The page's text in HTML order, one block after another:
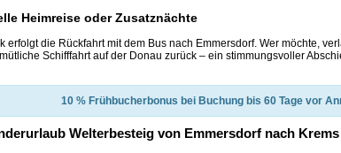
Heimreise oder Zusatznächte
erfolgt die Rückfahrt mit dem Bus nach Emmersdorf. Wer möchte,
Schifffahrt auf der Donau zurück – ein stimmungsvoller
10 % Frühbucherbonus bei Buchung bis 60 Tage vor
Welterbesteig von Emmersdorf nach Krems